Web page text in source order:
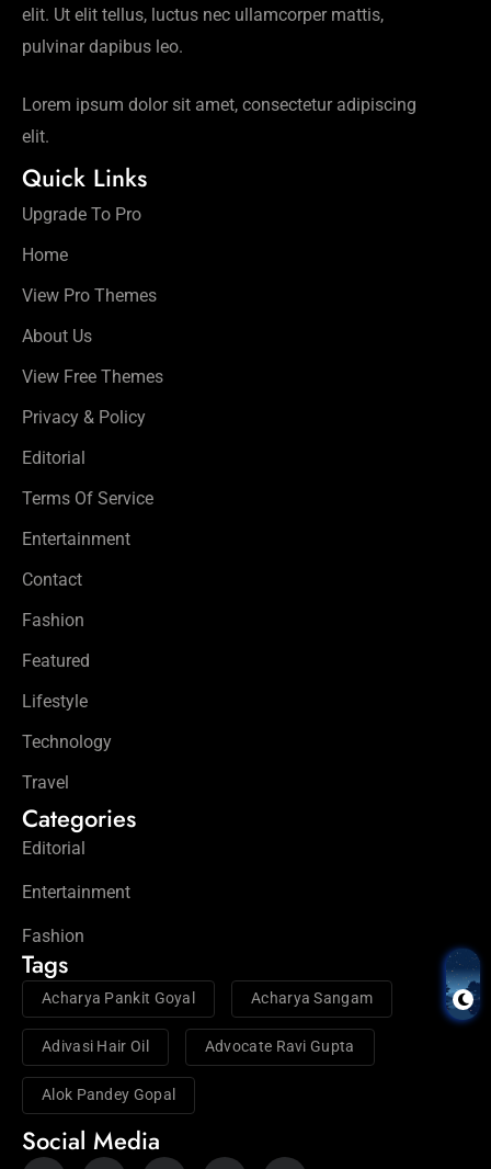
elit. Ut elit tellus, luctus nec ullamcorper mattis,
pulvinar dapibus leo.
Lorem ipsum dolor sit amet, consectetur adipiscing
elit.
Quick Links
Upgrade To Pro
Home
View Pro Themes
About Us
View Free Themes
Privacy & Policy
Editorial
Terms Of Service
Entertainment
Contact
Fashion
Featured
Lifestyle
Technology
Travel
Categories
Editorial
Entertainment
Fashion
Tags
Acharya Pankit Goyal Acharya Sangam
Adivasi Hair Oil Advocate Ravi Gupta
Alok Pandey Gopal
Social Media